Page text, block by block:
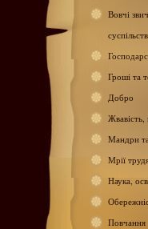
Вовчі
Гроші та
Добро
Жвавість,
Мандри
Мрії
Наука,
Повчання